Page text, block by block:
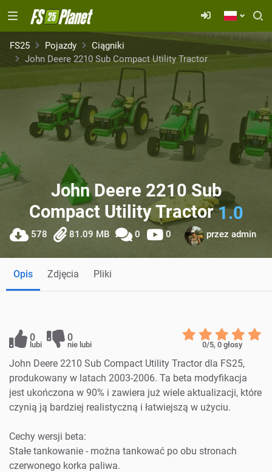
FS25 Pojazdy
Ciągniki
John Deere 2210 Sub Compact Utility Tractor
John Deere 2210 Sub
Compact Utility Tractor1.0
578 81.09 MB 0 0 przez admin
Opis Zdjęcia Pliki
0
lubi
0
nie lubi 0/5, 0głosy
John Deere 2210 Sub Compact Utility Tractor dla FS25,
produkowany w latach 2003-2006. Ta beta modyfikacja
jest ukończona w 90% i zawiera już wiele aktualizacji, które
czynią ją bardziej realistyczną i łatwiejszą w użyciu.
Cechy wersji beta:
Stałe tankowanie - można tankować po obu stronach
czerwonego korka paliwa.